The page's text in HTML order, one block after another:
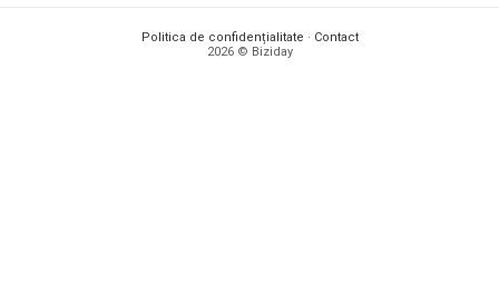
Politica de confidențialitate · Contact
2026 © Biziday